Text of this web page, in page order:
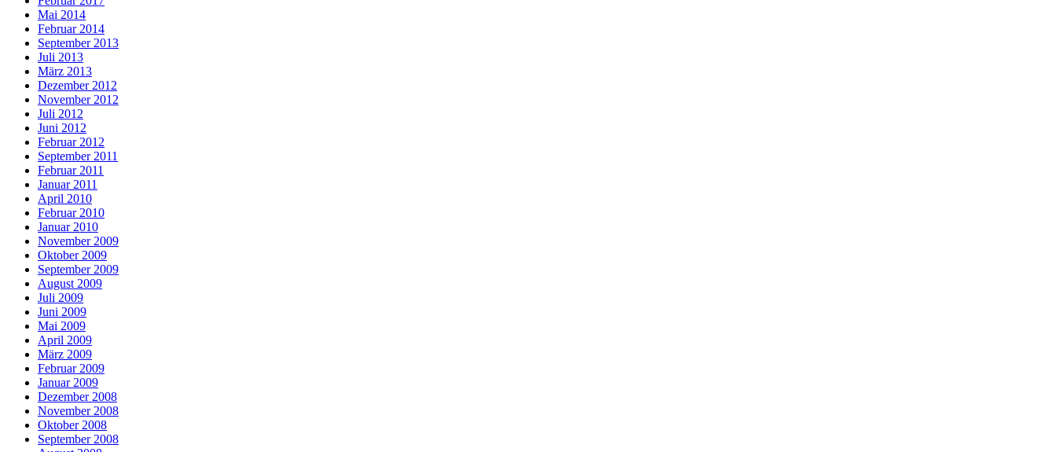
Mai 2014
Februar 2014
September 2013
Juli 2013
März 2013
Dezember 2012
November 2012
Juli 2012
Juni 2012
Februar 2012
September 2011
Februar 2011
Januar 2011
April 2010
Februar 2010
Januar 2010
November 2009
Oktober 2009
September 2009
August 2009
Juli 2009
Juni 2009
Mai 2009
April 2009
März 2009
Februar 2009
Januar 2009
Dezember 2008
November 2008
Oktober 2008
September 2008